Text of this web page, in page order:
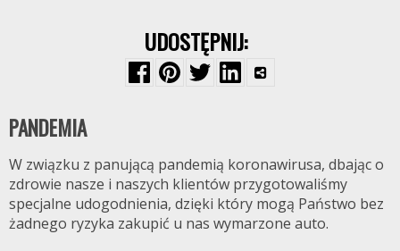
UDOSTĘPNIJ:
PANDEMIA
W związku z panującą pandemią koronawirusa, dbając o
zdrowie nasze i naszych klientów przygotowaliśmy
specjalne udogodnienia, dzięki który mogą Państwo bez
żadnego ryzyka zakupić u nas wymarzone auto.
FRYTEX.NET